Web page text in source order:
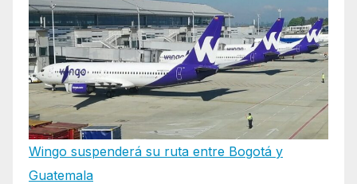
Wingo suspenderá su ruta entre Bogotá y
Guatemala